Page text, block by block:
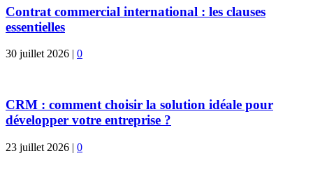
Contrat commercial international : les clauses
essentielles
30 juillet 2026 0
CRM : comment choisir la solution idéale pour
développer votre entreprise ?
23 juillet 2026 | 0